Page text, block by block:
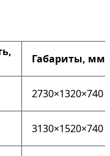
Габариты, мм
2730×1320×740
3130×1520×740